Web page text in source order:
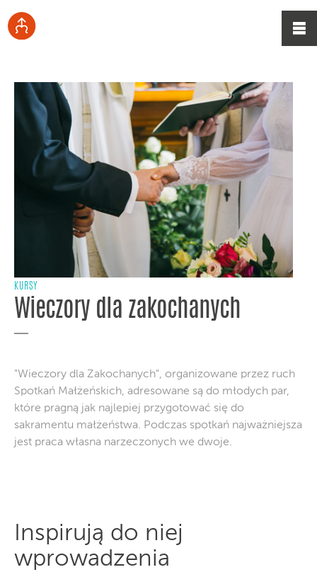
KURSY
Wieczory dla zakochanych
"Wieczory dla Zakochanych", organizowane przez ruch
Spotkań Małżeńskich, adresowane są do młodych par,
które pragną jak najlepiej przygotować się do
sakramentu małżeństwa. Podczas spotkań najważniejsza
jest praca własna narzeczonych we dwoje.
Inspirują do niej
wprowadzenia